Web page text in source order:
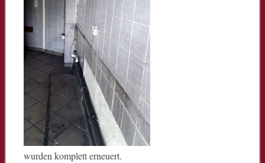
wurden komplett erneuert.